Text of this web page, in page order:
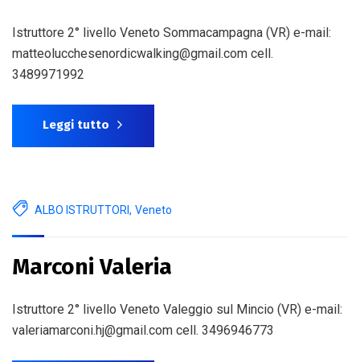
Istruttore 2° livello Veneto Sommacampagna (VR) e-mail:
matteolucchesenordicwalking@gmail.com cell.
3489971992
Leggi tutto
ALBO ISTRUTTORI, Veneto
Marconi Valeria
Istruttore 2° livello Veneto Valeggio sul Mincio (VR) e-mail:
valeriamarconi.hj@gmail.com cell. 3496946773